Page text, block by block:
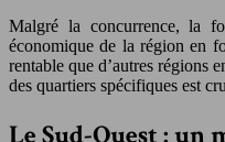
Malgré la concurrence, la
économique de la région en
rentable que d’autres régions
des quartiers spécifiques est
Le Sud-Ouest : un